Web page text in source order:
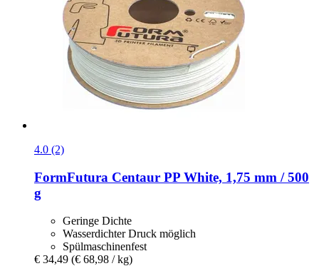
4.0 (2)
FormFutura Centaur PP White, 1,75 mm / 500
g
Geringe Dichte
Wasserdichter Druck möglich
Spülmaschinenfest
€ 34,49 (€ 68,98 / kg)